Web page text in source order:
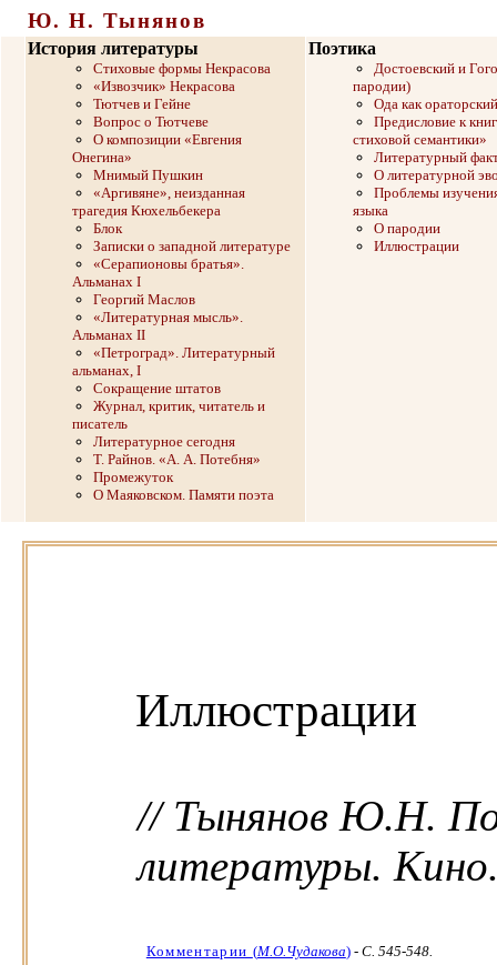
Ю. Н. Тынянов
История литературы
Стиховые формы Некрасова
«Извозчик» Некрасова
Тютчев и Гейне
Вопрос о Тютчеве
О композиции «Евгения
Онегина»
Мнимый Пушкин
«Аргивяне», неизданная
трагедия Кюхельбекера
Блок
Записки о западной литературе
«Серапионовы братья».
Альманах I
Георгий Маслов
«Литературная мысль».
Альманах II
«Петроград». Литературный
альманах, I
Сокращение штатов
Журнал, критик, читатель и
писатель
Литературное сегодня
Т. Райнов. «А. А. Потебня»
Промежуток
О Маяковском. Памяти поэта
Поэтика
Достоевский и
пародии)
Ода как
Предисловие к
стиховой семантики»
Литературный
О литературной
Проблемы
языка
О пародии
Иллюстрации
Иллюстрации
// Тынянов Ю.Н.
литературы.
Комментарии (М.О.Чудакова)- C. 545-548.